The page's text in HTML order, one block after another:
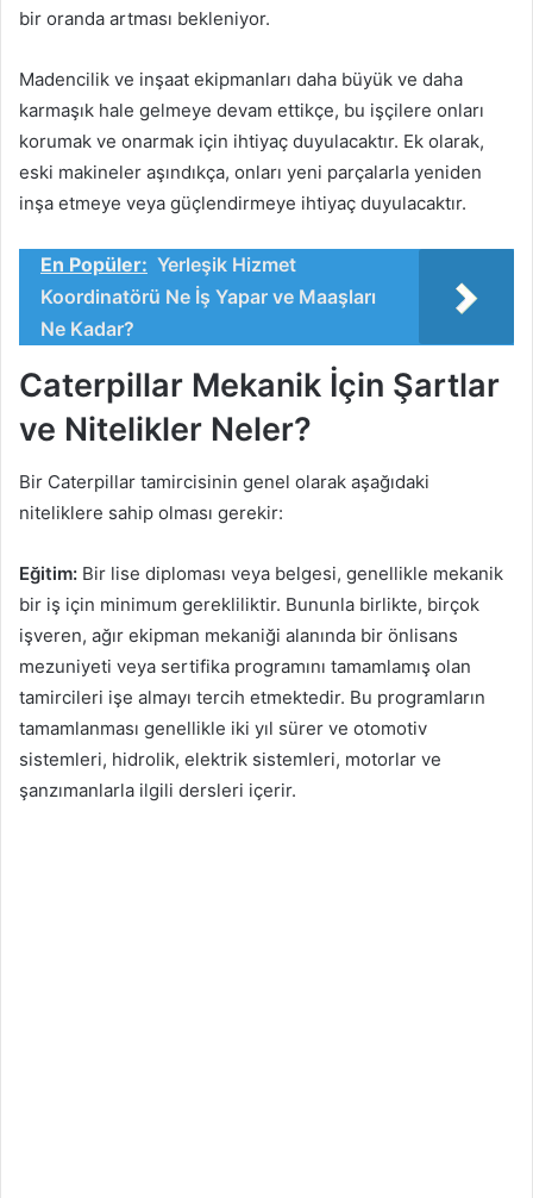
bir oranda artması bekleniyor.
Madencilik ve inşaat ekipmanları daha büyük ve daha
karmaşık hale gelmeye devam ettikçe, bu işçilere onları
korumak ve onarmak için ihtiyaç duyulacaktır. Ek olarak,
eski makineler aşındıkça, onları yeni parçalarla yeniden
inşa etmeye veya güçlendirmeye ihtiyaç duyulacaktır.
En Popüler: Yerleşik Hizmet
Koordinatörü Ne İş Yapar ve Maaşları
Ne Kadar?
Caterpillar Mekanik İçin Şartlar
ve Nitelikler Neler?
Bir Caterpillar tamircisinin genel olarak aşağıdaki
niteliklere sahip olması gerekir:
Eğitim: Bir lise diploması veya belgesi, genellikle mekanik
bir iş için minimum gerekliliktir. Bununla birlikte, birçok
işveren, ağır ekipman mekaniği alanında bir önlisans
mezuniyeti veya sertifika programını tamamlamış olan
tamircileri işe almayı tercih etmektedir. Bu programların
tamamlanması genellikle iki yıl sürer ve otomotiv
sistemleri, hidrolik, elektrik sistemleri, motorlar ve
şanzımanlarla ilgili dersleri içerir.